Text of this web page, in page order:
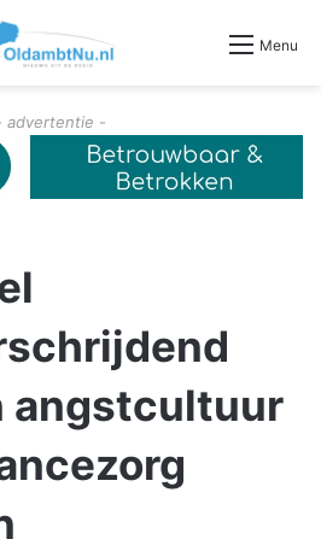
Menu
advertentie -
angstcultuur